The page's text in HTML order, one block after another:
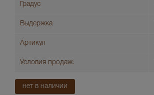
Градус
Выдержка
Артикул
Условия продаж:
нет в наличии